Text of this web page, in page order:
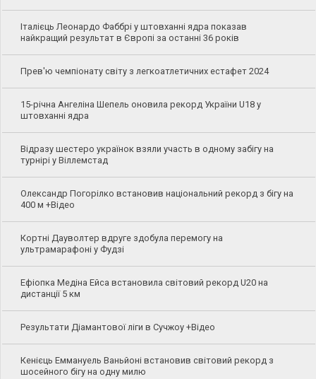
Італієць Леонардо Фаббрі у штовханні ядра показав
найкращий результат в Європі за останні 36 років
Прев'ю чемпіонату світу з легкоатлетичних естафет 2024
15-річна Ангеліна Шепель оновила рекорд України U18 у
штовханні ядра
Відразу шестеро українок взяли участь в одному забігу на
турнірі у Віллемстад
Олександр Погорілко встановив національний рекорд з бігу на
400 м +Відео
Кортні Дауволтер вдруге здобула перемогу на
ультрамарафоні у Фудзі
Ефіопка Медіна Ейса встановила світовий рекорд U20 на
дистанції 5 км
Результати Діамантової ліги в Сучжоу +Відео
Кенієць Еммануель Ваньйоні встановив світовий рекорд з
шосейного бігу на одну милю